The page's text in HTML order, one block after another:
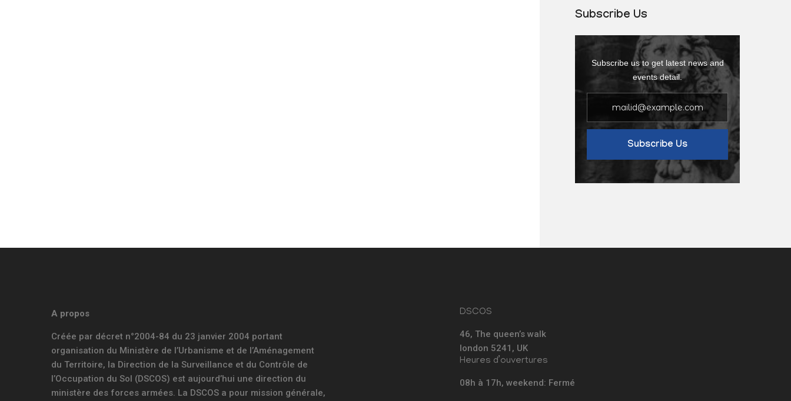
Subscribe Us
Subscribe us to get latest news and
events detail.
Subscribe Us
A propos
Créée par décret n°2004-84 du 23 janvier 2004 portant
organisation du Ministère de l’Urbanisme et de l’Aménagement
du Territoire, la Direction de la Surveillance et du Contrôle de
l’Occupation du Sol (DSCOS) est aujourd’hui une direction du
ministère des forces armées. La DSCOS a pour mission générale,
DSCOS
46, The queen’s walk
london 5241, UK
Heures d’ouvertures
08h à 17h, weekend: Fermé